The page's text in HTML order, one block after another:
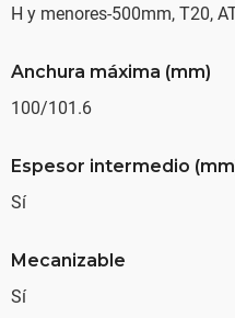
H y menores-500mm, T20,
Anchura máxima (mm)
100/101.6
Espesor intermedio
Sí
Mecanizable
Sí